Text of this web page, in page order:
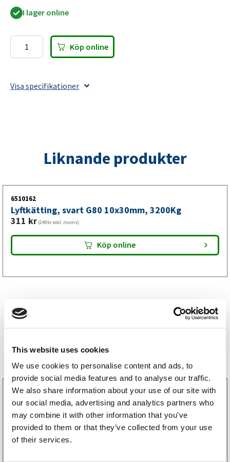
This website uses cookies
We use cookies to personalise content and ads, to
provide social media features and to analyse our traffic.
We also share information about your use of our site with
our social media, advertising and analytics partners who
may combine it with other information that you’ve
provided to them or that they’ve collected from your use
of their services.
I lager online
Spärrbjörn
10000Kg
Köp online
Visa specifikationer
Liknande produkter
6510162
Lyftkätting, svart G80 10x30mm, 3200Kg
311 kr (249kr exkl. moms)
Köp online
Storsäljare
3160052
LGF Skylt Självhäftande
238 kr(190kr exkl. moms)